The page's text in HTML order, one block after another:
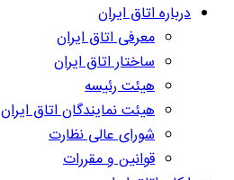
درباره اتاق ایران
معرفی اتاق ایران
ساختار اتاق ایران
هیئت رئیسه
هیئت نمایندگان اتاق ایران
شورای عالی نظارت
قوانین و مقررات